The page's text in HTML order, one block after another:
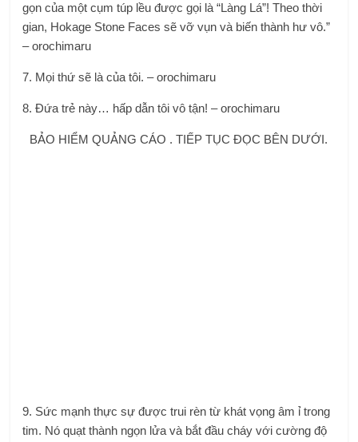
gọn của một cụm túp lều được gọi là “Làng Lá”! Theo thời
gian, Hokage Stone Faces sẽ vỡ vụn và biến thành hư vô.”
– orochimaru
7. Mọi thứ sẽ là của tôi. – orochimaru
8. Đứa trẻ này… hấp dẫn tôi vô tận! – orochimaru
BẢO HIỂM QUẢNG CÁO . TIẾP TỤC ĐỌC BÊN DƯỚI.
9. Sức mạnh thực sự được trui rèn từ khát vọng âm ỉ trong
tim. Nó quạt thành ngọn lửa và bắt đầu cháy với cường độ